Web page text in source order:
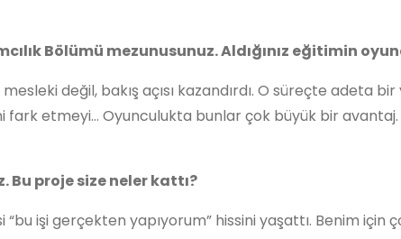
Bölümü mezunusunuz. Aldığınız eğitimin
değil, bakış açısı kazandırdı. O süreçte adeta
fark etmeyi… Oyunculukta bunlar çok büyük bir
Bu proje size neler kattı?
işi gerçekten yapıyorum” hissini yaşattı. Benim için